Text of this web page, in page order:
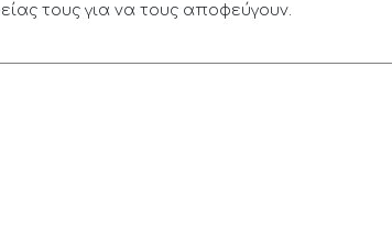
τους για να τους αποφεύγουν.